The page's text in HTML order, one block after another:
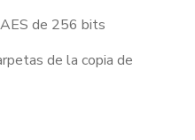
de 256 bits
de la copia de